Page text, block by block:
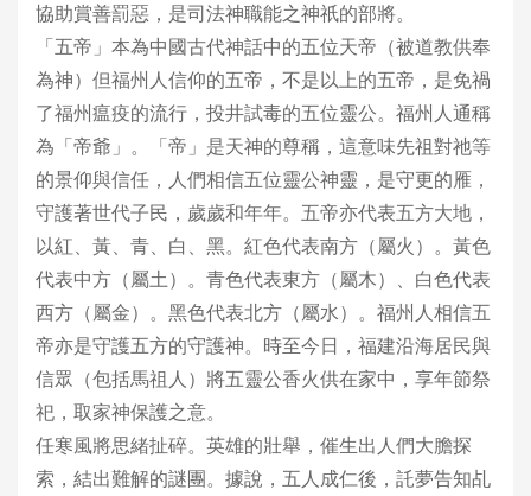
協助賞善罰惡，是司法神職能之神祇的部將。
「五帝」本為中國古代神話中的五位天帝（被道教供奉
為神）但福州人信仰的五帝，不是以上的五帝，是免禍
了福州瘟疫的流行，投井試毒的五位靈公。福州人通稱
為「帝爺」。「帝」是天神的尊稱，這意味先祖對祂等
的景仰與信任，人們相信五位靈公神靈，是守更的雁，
守護著世代子民，歲歲和年年。五帝亦代表五方大地，
以紅、黃、青、白、黑。紅色代表南方（屬火）。黃色
代表中方（屬土）。青色代表東方（屬木）、白色代表
西方（屬金）。黑色代表北方（屬水）。福州人相信五
帝亦是守護五方的守護神。時至今日，福建沿海居民與
信眾（包括馬祖人）將五靈公香火供在家中，享年節祭
祀，取家神保護之意。
任寒風將思緒扯碎。英雄的壯舉，催生出人們大膽探
索，結出難解的謎團。據說，五人成仁後，託夢告知乩